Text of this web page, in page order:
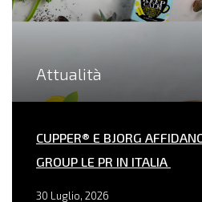
Attualità
CUPPER® E BJORG
GROUP LE PR IN ITALIA
30 Luglio, 2026